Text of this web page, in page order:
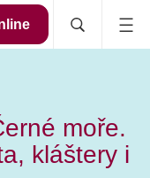
moře.
kláštery i